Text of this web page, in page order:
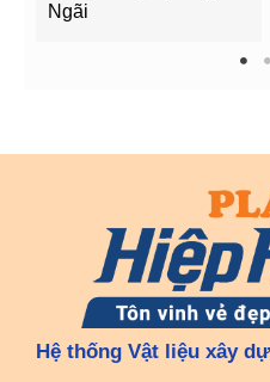
Ngãi
1 2
Hệ thống Vật liệu xây